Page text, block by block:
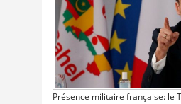
Présence militaire française: le